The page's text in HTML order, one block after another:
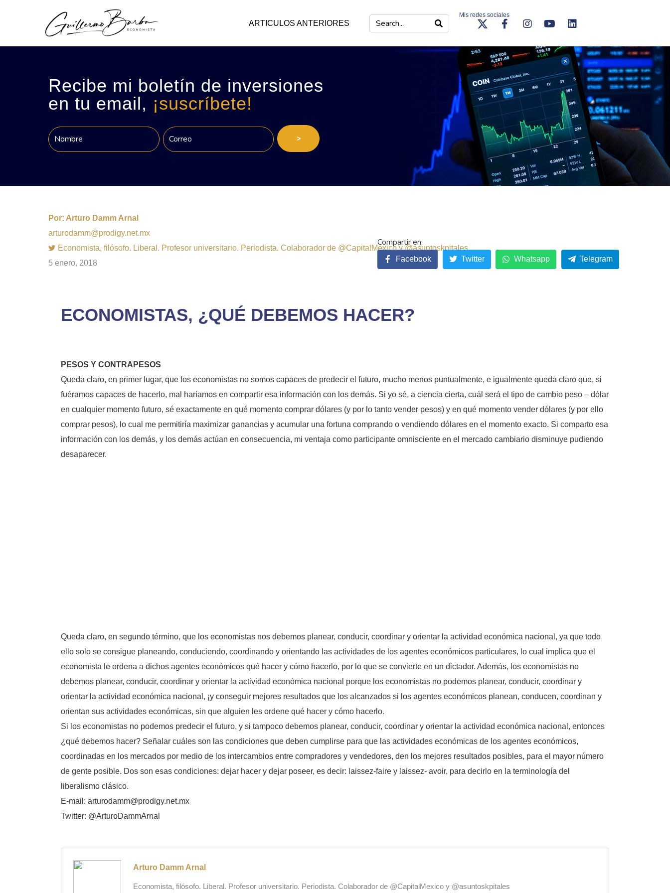
ARTICULOS ANTERIORES
Mis redes sociales
Recibe mi boletín de inversiones
en tu email, ¡suscríbete!
>
Por: Arturo Damm Arnal
arturodamm@prodigy.net.mx
Economista, filósofo. Liberal. Profesor universitario. Periodista. Colaborador de @CapitalMexico y @asuntoskpitales
5 enero, 2018
ECONOMISTAS, ¿QUÉ DEBEMOS HACER?
PESOS Y CONTRAPESOS
Queda claro, en primer lugar, que los economistas no somos capaces de predecir el futuro, mucho menos puntualmente, e igualmente queda claro que, si
fuéramos capaces de hacerlo, mal haríamos en compartir esa información con los demás. Si yo sé, a ciencia cierta, cuál será el tipo de cambio peso – dólar
en cualquier momento futuro, sé exactamente en qué momento comprar dólares (y por lo tanto vender pesos) y en qué momento vender dólares (y por ello
comprar pesos), lo cual me permitiría maximizar ganancias y acumular una fortuna comprando o vendiendo dólares en el momento exacto. Si comparto esa
información con los demás, y los demás actúan en consecuencia, mi ventaja como participante omnisciente en el mercado cambiario disminuye pudiendo
desaparecer.
Queda claro, en segundo término, que los economistas nos debemos planear, conducir, coordinar y orientar la actividad económica nacional, ya que todo
ello solo se consigue planeando, conduciendo, coordinando y orientando las actividades de los agentes económicos particulares, lo cual implica que el
economista le ordena a dichos agentes económicos qué hacer y cómo hacerlo, por lo que se convierte en un dictador. Además, los economistas no
debemos planear, conducir, coordinar y orientar la actividad económica nacional porque los economistas no podemos planear, conducir, coordinar y
orientar la actividad económica nacional, ¡y conseguir mejores resultados que los alcanzados si los agentes económicos planean, conducen, coordinan y
orientan sus actividades económicas, sin que alguien les ordene qué hacer y cómo hacerlo.
Si los economistas no podemos predecir el futuro, y si tampoco debemos planear, conducir, coordinar y orientar la actividad económica nacional, entonces
¿qué debemos hacer? Señalar cuáles son las condiciones que deben cumplirse para que las actividades económicas de los agentes económicos,
coordinadas en los mercados por medio de los intercambios entre compradores y vendedores, den los mejores resultados posibles, para el mayor número
de gente posible. Dos son esas condiciones: dejar hacer y dejar poseer, es decir: laissez-faire y laissez- avoir, para decirlo en la terminología del
liberalismo clásico.
E-mail: arturodamm@prodigy.net.mx
Twitter: @ArturoDammArnal
Facebook Twitter Whatsapp Telegram
Arturo Damm Arnal
Economista, filósofo. Liberal. Profesor universitario. Periodista. Colaborador de @CapitalMexico y @asuntoskpitales